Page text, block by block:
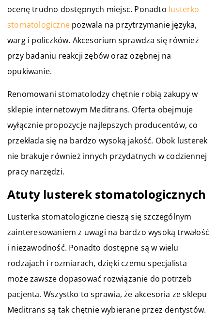
ocenę trudno dostępnych miejsc. Ponadto lusterko
stomatologiczne pozwala na przytrzymanie języka,
warg i policzków. Akcesorium sprawdza się również
przy badaniu reakcji zębów oraz ozębnej na
opukiwanie.
Renomowani stomatolodzy chętnie robią zakupy w
sklepie internetowym Meditrans. Oferta obejmuje
wyłącznie propozycje najlepszych producentów, co
przekłada się na bardzo wysoką jakość. Obok lusterek
nie brakuje również innych przydatnych w codziennej
pracy narzędzi.
Atuty lusterek stomatologicznych
Lusterka stomatologiczne cieszą się szczególnym
zainteresowaniem z uwagi na bardzo wysoką trwałość
i niezawodność. Ponadto dostępne są w wielu
rodzajach i rozmiarach, dzięki czemu specjalista
może zawsze dopasować rozwiązanie do potrzeb
pacjenta. Wszystko to sprawia, że akcesoria ze sklepu
Meditrans są tak chętnie wybierane przez dentystów.